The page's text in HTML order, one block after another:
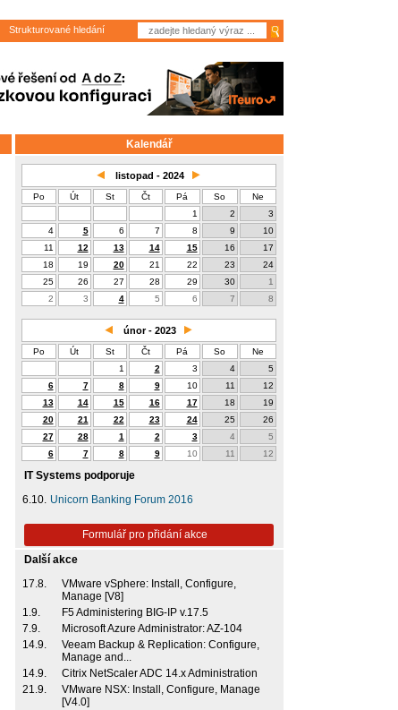
Strukturované hledání
Kalendář
listopad - 2024
Po Út St Čt Pá So
Ne
1
2
3
4
5 6 7 8 9
10
11
12 13 14 15 16
17
18
19 20 21 22 23
24
25
26 27 28 29 30
1
2
3 4 5 6 7 8
únor - 2023
Po Út St Čt Pá So
Ne
1
2 3 4
5
6
7 8 9 10 11
12
13
14 15 16 17 18
19
20
21 22 23 24 25
26
27
28 1 2 3 4
5
6
7 8 9 10 11 12
IT Systems podporuje
6.10. Unicorn Banking Forum 2016
Formulář pro přidání akce
Další akce
17.8.
VMware vSphere: Install, Configure,
Manage [V8]
1.9.
F5 Administering BIG-IP v.17.5
7.9.
Microsoft Azure Administrator: AZ-104
14.9.
Veeam Backup & Replication: Configure,
Manage and...
14.9.
Citrix NetScaler ADC 14.x Administration
21.9.
VMware NSX: Install, Configure, Manage
[V4.0]